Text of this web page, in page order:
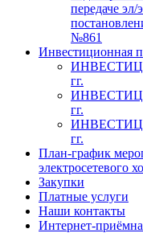
передаче
№861
Инвестиционная
гг.
гг.
гг.
План-график
электросетевого
Закупки
Платные услуги
Наши контакты
Интернет-